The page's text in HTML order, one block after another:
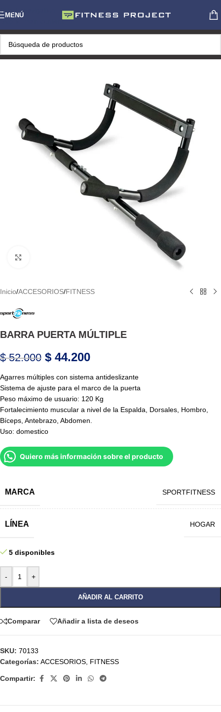
Skip to navigation
Skip to main content
MENÚ
Inicio/ACCESORIOS/FITNESS
BARRA PUERTA MÚLTIPLE
$52.000 $ 44.200
Agarres múltiples con sistema antideslizante
Sistema de ajuste para el marco de la puerta
Peso máximo de usuario: 120 Kg
Fortalecimiento muscular a nivel de la Espalda, Dorsales, Hombro,
Bíceps, Antebrazo, Abdomen.
Uso: domestico
Quiero más información sobre el producto
MARCA SPORTFITNESS
LÍNEA HOGAR
5 disponibles
- +
AÑADIR AL CARRITO
Comparar Añadir a lista de deseos
SKU: 70133
Categorías: ACCESORIOS FITNESS
Compartir: